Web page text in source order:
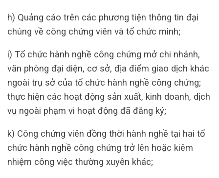
h) Quảng cáo trên các phương tiện thông tin đại
chúng về công chứng viên và tổ chức mình;
i) Tổ chức hành nghề công chứng mở chi nhánh,
văn phòng đại diện, cơ sở, địa điểm giao dịch khác
ngoài trụ sở của tổ chức hành nghề công chứng;
thực hiện các hoạt động sản xuất, kinh doanh, dịch
vụ ngoài phạm vi hoạt động đã đăng ký;
k) Công chứng viên đồng thời hành nghề tại hai tổ
chức hành nghề công chứng trở lên hoặc kiêm
nhiệm công việc thường xuyên khác;